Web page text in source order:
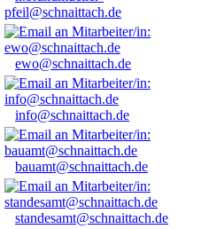
pfeil@schnaittach.de
ewo@schnaittach.de
info@schnaittach.de
bauamt@schnaittach.de
standesamt@schnaittach.de